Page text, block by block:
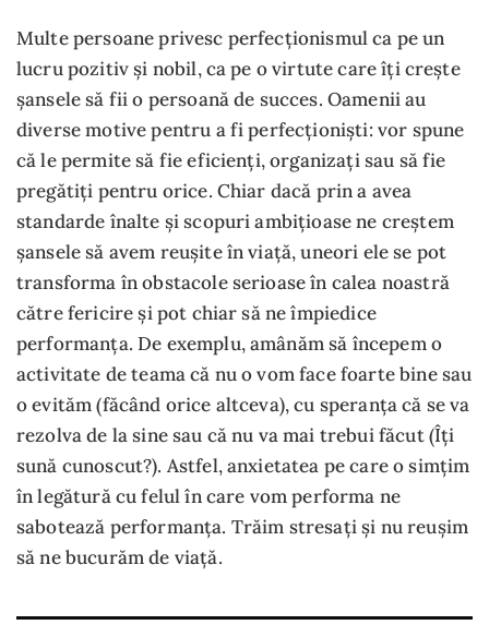
Multe persoane privesc perfecționismul ca pe un
lucru pozitiv și nobil, ca pe o virtute care îți crește
șansele să fii o persoană de succes. Oamenii au
diverse motive pentru a fi perfecționiști: vor spune
că le permite să fie eficienți, organizați sau să fie
pregătiți pentru orice. Chiar dacă prin a avea
standarde înalte și scopuri ambițioase ne creștem
șansele să avem reușite în viață, uneori ele se pot
transforma în obstacole serioase în calea noastră
către fericire și pot chiar să ne împiedice
performanța. De exemplu, amânăm să începem o
activitate de teama că nu o vom face foarte bine sau
o evităm (făcând orice altceva), cu speranța că se va
rezolva de la sine sau că nu va mai trebui făcut (Îți
sună cunoscut?). Astfel, anxietatea pe care o simțim
în legătură cu felul în care vom performa ne
sabotează performanța. Trăim stresați și nu reușim
să ne bucurăm de viață.